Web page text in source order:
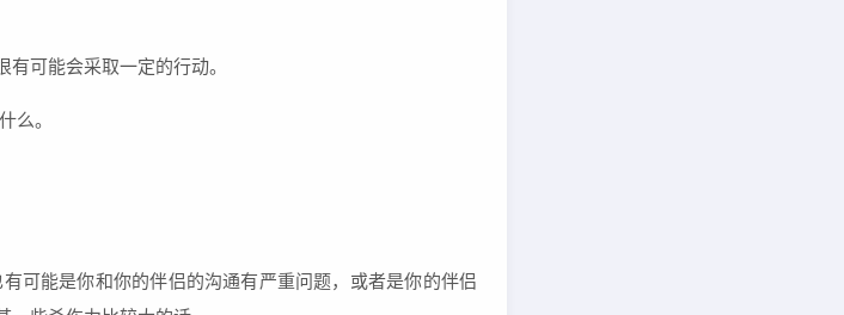
可能会采取一定的行动。
么。
可能是你和你的伴侣的沟通有严重问题，或者是你的伴侣